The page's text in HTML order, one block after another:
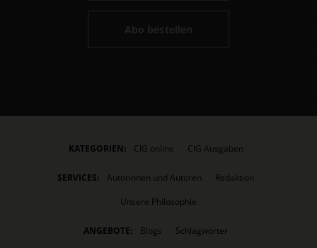
Abo bestellen
KATEGORIEN: CIG online CIG Ausgaben
SERVICES: Autorinnen und Autoren
Redaktion
Unsere Philosophie
ANGEBOTE: Blogs Schlagwörter